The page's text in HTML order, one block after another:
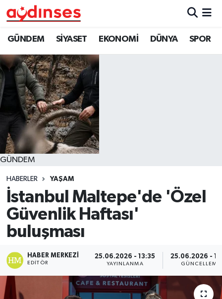
GÜNDEM SİYASET EKONOMİ DÜNYA SPOR
GÜNDEM
HABERLER YAŞAM
İstanbul Maltepe'de 'Özel
Güvenlik Haftası'
buluşması
HABER MERKEZI
EDITÖR
25.06.2026 - 13:35
YAYINLANMA
25.06.2026 -
GÜNCELLEME
GÜNDEM
SİYASET
EKONOMİ
DÜNYA
SPOR
MAGAZİN
YAŞAM
Nöbetçi Eczaneler
Hava Durumu
Aydin Namaz Vakitleri
Trafik Durumu
Süper Lig Puan Durumu ve Fikstür
Tüm Manşetler
Son Dakika Haberleri
Haber Arşivi